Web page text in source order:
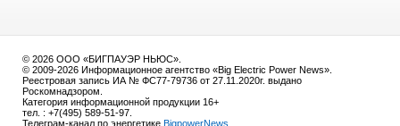
© 2026 ООО «БИГПАУЭР НЬЮС».
© 2009-2026 Информационное агентство «Big Electric Power News».
Реестровая запись ИА № ФС77-79736 от 27.11.2020г. выдано
Роскомнадзором.
Категория информационной продукции 16+
тел. : +7(495) 589-51-97.
Телеграм-канал по энергетике BigpowerNews